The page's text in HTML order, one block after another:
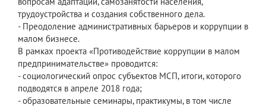
трудоустройства и создания собственного дела.
- Преодоление административных барьеров и коррупции в
малом бизнесе.
В рамках проекта «Противодействие коррупции в малом
предпринимательстве» проводится:
- социологический опрос субъектов МСП, итоги, которого
подводятся в апреле 2018 года;
- образовательные семинары, практикумы, в том числе